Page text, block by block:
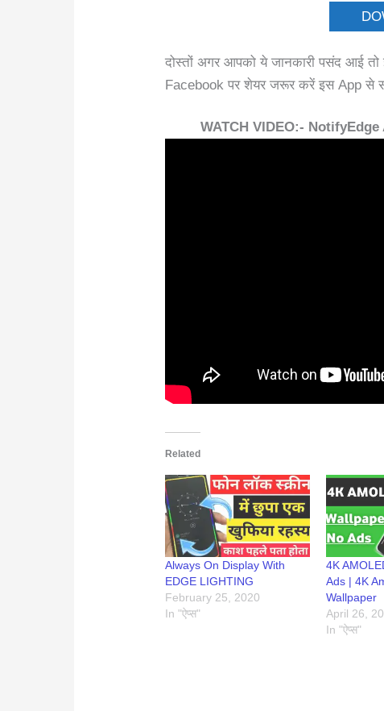
दोस्तों अगर आपको ये जानकारी पसंद आई
Facebook पर शेयर जरूर करें इस App से
WATCH VIDEO:-
Related
Always On Display With
EDGE LIGHTING
February 25, 2020
In "ऐप्स"
4K
Ads | 4K
Wallpaper
April 26,
In "ऐप्स"